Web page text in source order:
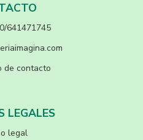
641471745
de contacto
LEGALES
legal